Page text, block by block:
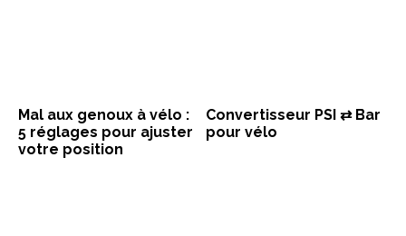
Mal aux genoux à vélo :
5 réglages pour ajuster
votre position
Convertisseur PSI ⇄ Bar
pour vélo